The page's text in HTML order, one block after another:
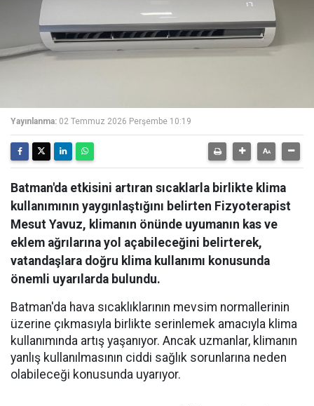
Yayınlanma: 02 Temmuz 2026 Perşembe 10:19
Batman'da etkisini artıran sıcaklarla birlikte klima
kullanımının yaygınlaştığını belirten Fizyoterapist
Mesut Yavuz, klimanın önünde uyumanın kas ve
eklem ağrılarına yol açabileceğini belirterek,
vatandaşlara doğru klima kullanımı konusunda
önemli uyarılarda bulundu.
Batman'da hava sıcaklıklarının mevsim normallerinin
üzerine çıkmasıyla birlikte serinlemek amacıyla klima
kullanımında artış yaşanıyor. Ancak uzmanlar, klimanın
yanlış kullanılmasının ciddi sağlık sorunlarına neden
olabileceği konusunda uyarıyor.